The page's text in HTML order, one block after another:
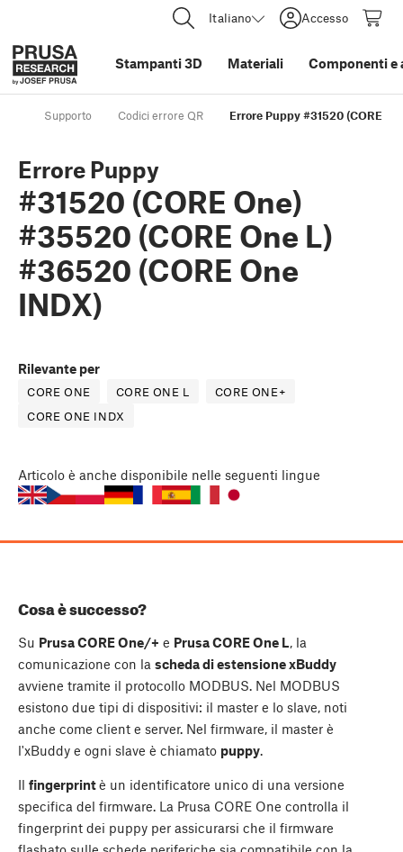
Italiano Accesso
Stampanti 3D Materiali Componenti e
Supporto Codici errore QR Errore Puppy #31520 (CORE
Errore Puppy
#31520 (CORE One)
#35520 (CORE One L)
#36520 (CORE One
INDX)
Rilevante per
CORE ONE CORE ONE L
CORE ONE+
CORE ONE INDX
Articolo è anche disponibile nelle seguenti lingue
Cosa è successo?
Su Prusa CORE One/+ e Prusa CORE One L, la
comunicazione con la scheda di estensione xBuddy
avviene tramite il protocollo MODBUS. Nel MODBUS
esistono due tipi di dispositivi: il master e lo slave, noti
anche come client e server. Nel firmware, il master è
l'xBuddy e ogni slave è chiamato puppy.
Il fingerprintè un identificatore unico di una versione
specifica del firmware. La Prusa CORE One controlla il
fingerprint dei puppy per assicurarsi che il firmware